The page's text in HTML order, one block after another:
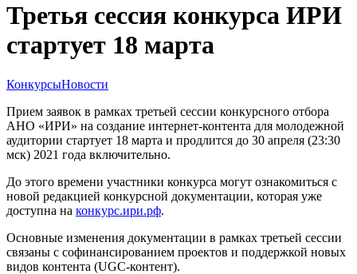
Третья сессия конкурса ИРИ
стартует 18 марта
КонкурсыНовости
Прием заявок в рамках третьей сессии конкурсного отбора
АНО «ИРИ» на создание интернет-контента для молодежной
аудитории стартует 18 марта и продлится до 30 апреля (23:30
мск) 2021 года включительно.
До этого времени участники конкурса могут ознакомиться с
новой редакцией конкурсной документации, которая уже
доступна на конкурс.ири.рф.
Основные изменения документации в рамках третьей сессии
связаны с софинансированием проектов и поддержкой новых
видов контента (UGC-контент).